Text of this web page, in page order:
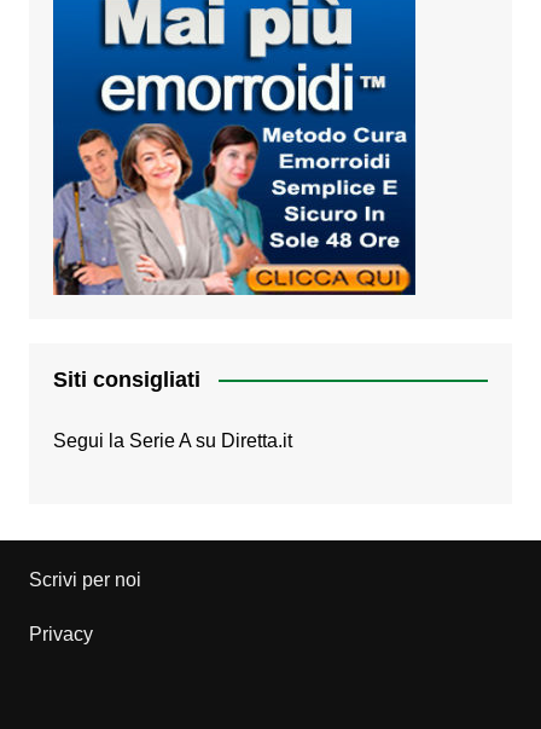
Siti consigliati
Segui la Serie A su Diretta.it
Scrivi per noi
Privacy